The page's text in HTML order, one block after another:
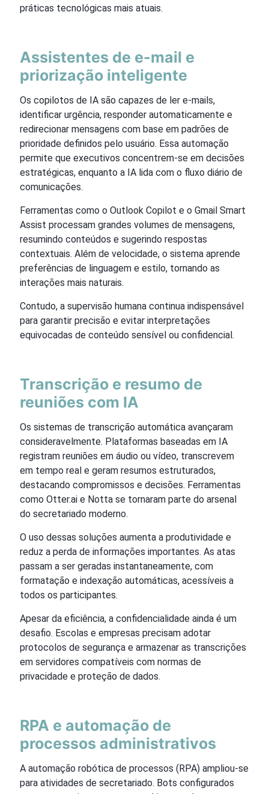
práticas tecnológicas mais atuais.
Assistentes de e-mail e
priorização inteligente
Os copilotos de IA são capazes de ler e-mails,
identificar urgência, responder automaticamente e
redirecionar mensagens com base em padrões de
prioridade definidos pelo usuário. Essa automação
permite que executivos concentrem-se em decisões
estratégicas, enquanto a IA lida com o fluxo diário de
comunicações.
Ferramentas como o Outlook Copilot e o Gmail Smart
Assist processam grandes volumes de mensagens,
resumindo conteúdos e sugerindo respostas
contextuais. Além de velocidade, o sistema aprende
preferências de linguagem e estilo, tornando as
interações mais naturais.
Contudo, a supervisão humana continua indispensável
para garantir precisão e evitar interpretações
equivocadas de conteúdo sensível ou confidencial.
Transcrição e resumo de
reuniões com IA
Os sistemas de transcrição automática avançaram
consideravelmente. Plataformas baseadas em IA
registram reuniões em áudio ou vídeo, transcrevem
em tempo real e geram resumos estruturados,
destacando compromissos e decisões. Ferramentas
como Otter.ai e Notta se tornaram parte do arsenal
do secretariado moderno.
O uso dessas soluções aumenta a produtividade e
reduz a perda de informações importantes. As atas
passam a ser geradas instantaneamente, com
formatação e indexação automáticas, acessíveis a
todos os participantes.
Apesar da eficiência, a confidencialidade ainda é um
desafio. Escolas e empresas precisam adotar
protocolos de segurança e armazenar as transcrições
em servidores compatíveis com normas de
privacidade e proteção de dados.
RPA e automação de
processos administrativos
A automação robótica de processos (RPA) ampliou-se
para atividades de secretariado. Bots configurados